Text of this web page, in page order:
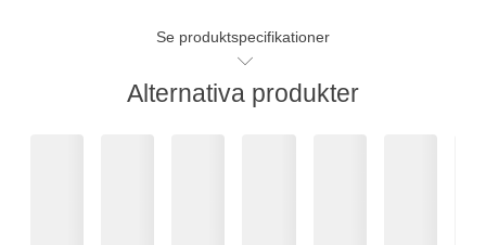
Se produktspecifikationer
Alternativa produkter